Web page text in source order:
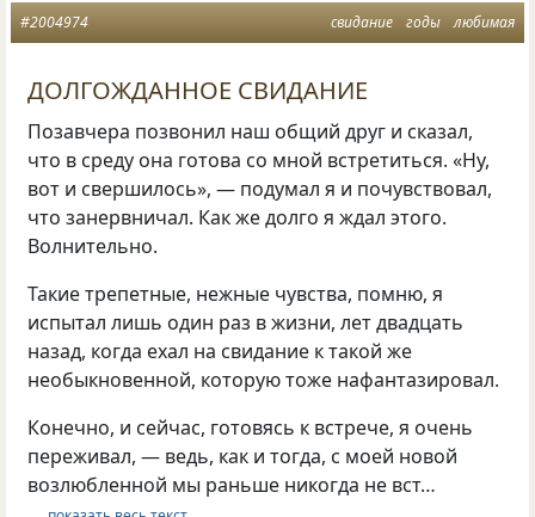
свидание годы любимая
#2004974
ДОЛГОЖДАННОЕ СВИДАНИЕ
Позавчера позвонил наш общий друг и сказал,
что в среду она готова со мной встретиться. «Ну,
вот и свершилось», — подумал я и почувствовал,
что занервничал. Как же долго я ждал этого.
Волнительно.
Такие трепетные, нежные чувства, помню, я
испытал лишь один раз в жизни, лет двадцать
назад, когда ехал на свидание к такой же
необыкновенной, которую тоже нафантазировал.
Конечно, и сейчас, готовясь к встрече, я очень
переживал, — ведь, как и тогда, с моей новой
возлюбленной мы раньше никогда не вст…